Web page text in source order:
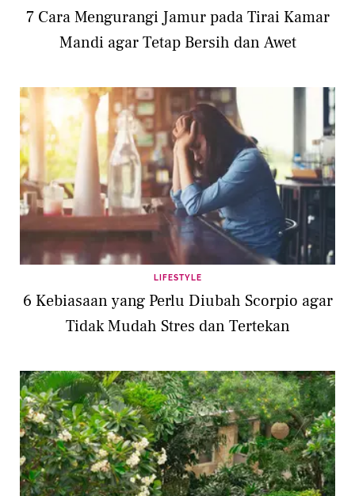
7 Cara Mengurangi Jamur pada Tirai Kamar
Mandi agar Tetap Bersih dan Awet
LIFESTYLE
6 Kebiasaan yang Perlu Diubah Scorpio agar
Tidak Mudah Stres dan Tertekan